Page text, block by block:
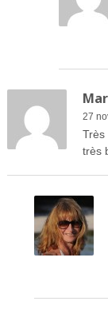
27
Très
très